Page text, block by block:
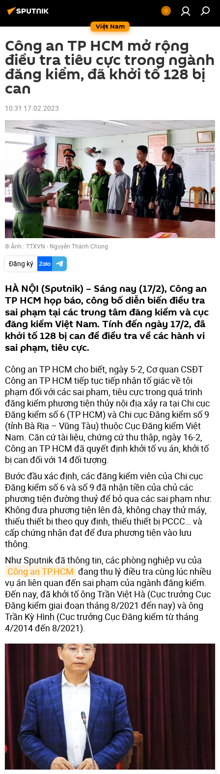
Việt Nam
Công an TP HCM mở rộng
điều tra tiêu cực trong ngành
đăng kiểm, đã khởi tố 128 bị
can
10:31 17.02.2023
© Ảnh : TTXVN - Nguyễn Thành Chung
Đăng ký
HÀ NỘI (Sputnik) – Sáng nay (17/2), Công an
TP HCM họp báo, công bố diễn biến điều tra
sai phạm tại các trung tâm đăng kiểm và cục
đăng kiểm Việt Nam. Tính đến ngày 17/2, đã
khởi tố 128 bị can để điều tra về các hành vi
sai phạm, tiêu cực.
Công an TP HCM cho biết, ngày 5-2, Cơ quan CSĐT
Công an TP HCM tiếp tục tiếp nhận tố giác về tội
phạm đối với các sai phạm, tiêu cực trong quá trình
đăng kiểm phương tiện thủy nội địa xảy ra tại Chi cục
Đăng kiểm số 6 (TP HCM) và Chi cục Đăng kiểm số 9
(tỉnh Bà Rịa – Vũng Tàu) thuộc Cục Đăng kiểm Việt
Nam. Căn cứ tài liệu, chứng cứ thu thập, ngày 16-2,
Công an TP HCM đã quyết định khởi tố vụ án, khởi tố
bị can đối với 14 đối tượng.
Bước đầu xác định, các đăng kiểm viên của Chi cục
Đăng kiểm số 6 và số 9 đã nhận tiền của chủ các
phương tiện đường thuỷ để bỏ qua các sai phạm như:
Không đưa phương tiện lên đà, không chạy thử máy,
thiếu thiết bị theo quy định, thiếu thiết bị PCCC… và
cấp chứng nhận đạt để đưa phương tiện vào lưu
thông.
Như Sputnik đã thông tin, các phòng nghiệp vụ của
Công an TP.HCM đang thụ lý điều tra cùng lúc nhiều
vụ án liên quan đến sai phạm của ngành đăng kiểm.
Đến nay, đã khởi tố ông Trần Việt Hà (Cục trưởng Cục
Đăng kiểm giai đoạn tháng 8/2021 đến nay) và ông
Trần Kỳ Hình (Cục trưởng Cục Đăng kiểm từ tháng
4/2014 đến 8/2021).